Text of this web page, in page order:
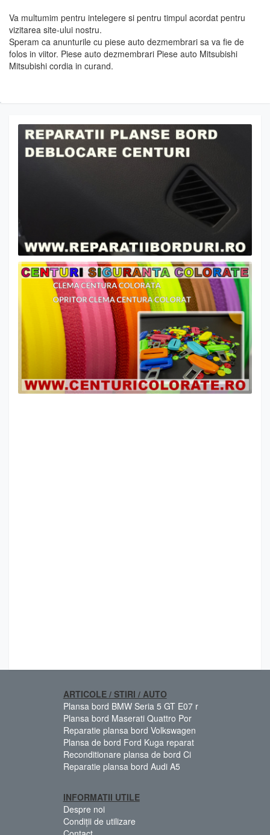
Va multumim pentru intelegere si pentru timpul acordat pentru
vizitarea site-ului nostru.
Speram ca anunturile cu piese auto dezmembrari sa va fie de
folos in viitor. Piese auto dezmembrari Piese auto Mitsubishi
Mitsubishi cordia in curand.
ARTICOLE / STIRI / AUTO
Plansa bord BMW Seria 5 GT E07 r
Plansa bord Maserati Quattro Por
Reparatie plansa bord Volkswagen
Plansa de bord Ford Kuga reparat
Reconditionare plansa de bord Ci
Reparatie plansa bord Audi A5
INFORMATII UTILE
Despre noi
Condiții de utilizare